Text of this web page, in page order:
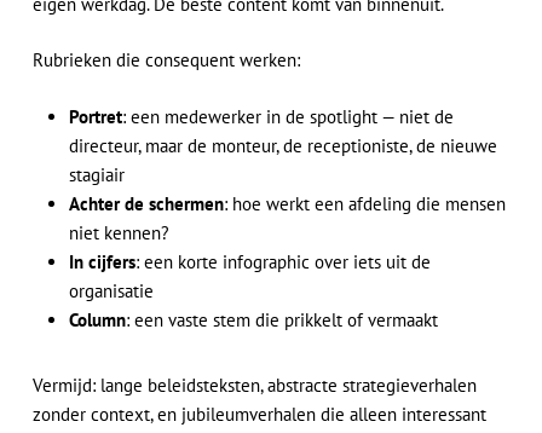
Rubrieken die consequent werken:
Portret: een medewerker in de spotlight — niet de
directeur, maar de monteur, de receptioniste, de nieuwe
stagiair
Achter de schermen: hoe werkt een afdeling die mensen
niet kennen?
In cijfers: een korte infographic over iets uit de
organisatie
Column: een vaste stem die prikkelt of vermaakt
Vermijd: lange beleidsteksten, abstracte strategieverhalen
zonder context, en jubileumverhalen die alleen interessant